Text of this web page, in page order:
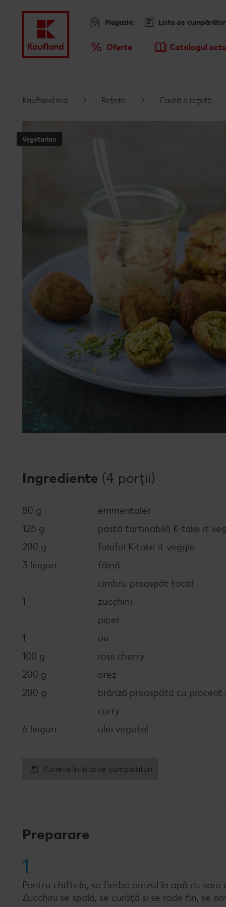
Meniu Oferte Catalogul
Magazin: Lista de
Kaufland.md Rețete Caută o rețetă
Vegetarian
Ingrediente (4 porții)
80 g
emmentaler
125 g
pastă tartinabilă K-take it
200 g
falafel K-take it veggie
3 linguri
făină
cimbru proaspăt tocat
1
zucchini
piper
1
ou
100 g
roșii cherry
200 g
orez
200 g
brânză proaspătă cu procent
curry
6 linguri
ulei vegetal
Pune-le în lista de cumpărături
Preparare
1
Pentru chiftele, se fierbe orezul în apă cu
Zucchini se spală, se curăță și se rade fin, se